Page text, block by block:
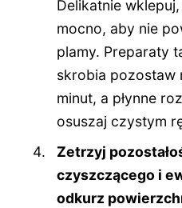
Delikatnie
mocno, aby nie
plamy. Preparaty
skrobia pozostaw
minut, a płynne
osuszaj czystym
Zetrzyj
czyszczącego i
odkurz